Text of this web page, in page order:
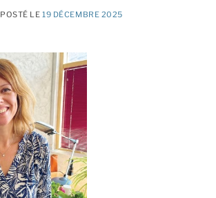
POSTÉ LE19 DÉCEMBRE 2025